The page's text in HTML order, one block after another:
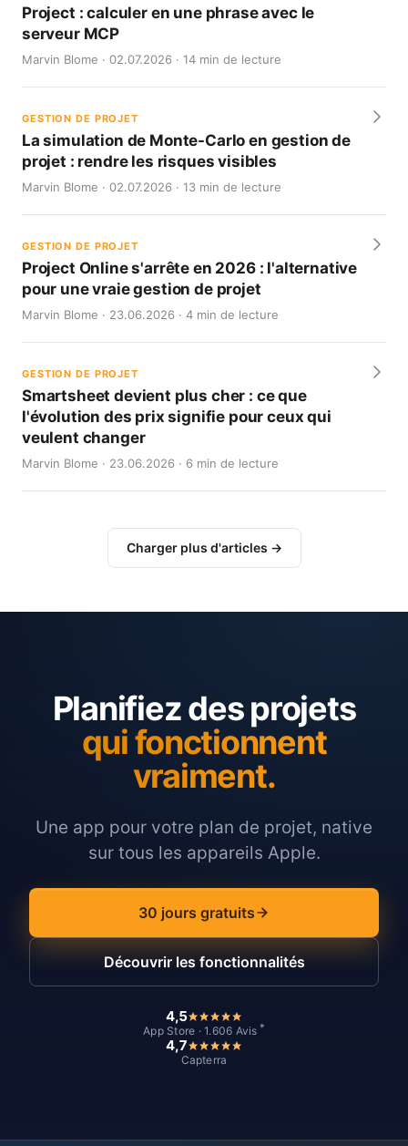
Project : calculer en une phrase avec le
serveur MCP
Marvin Blome · 02.07.2026 · 14 min de lecture
GESTION DE PROJET
La simulation de Monte-Carlo en gestion de
projet : rendre les risques visibles
Marvin Blome · 02.07.2026 · 13 min de lecture
GESTION DE PROJET
Project Online s'arrête en 2026 : l'alternative
pour une vraie gestion de projet
Marvin Blome · 23.06.2026 · 4 min de lecture
GESTION DE PROJET
Smartsheet devient plus cher : ce que
l'évolution des prix signifie pour ceux qui
veulent changer
Marvin Blome · 23.06.2026 · 6 min de lecture
Charger plus d'articles →
Planifiez des projets
qui fonctionnent
vraiment.
Une app pour votre plan de projet, native
sur tous les appareils Apple.
30 jours gratuits
Découvrir les fonctionnalités
4,5
App Store · 1.606 Avis *
4,7
Capterra